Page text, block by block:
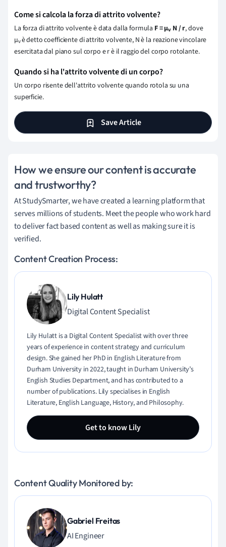
Come si calcola la forza di attrito volvente?
La forza di attrito volvente è data dalla formula F = μv N / r, dove
μvè detto coefficiente di attrito volvente, N è la reazione vincolare
esercitata dal piano sul corpo e r è il raggio del corpo rotolante.
Quando si ha l'attrito volvente di un corpo?
Un corpo risente dell'attrito volvente quando rotola su una
superficie.
Save Article
How we ensure our content is accurate
and trustworthy?
At StudySmarter, we have created a learning platform that
serves millions of students. Meet the people who work hard
to deliver fact based content as well as making sure it is
verified.
Content Creation Process:
Lily Hulatt
Digital Content Specialist
Lily Hulatt is a Digital Content Specialist with over three
years of experience in content strategy and curriculum
design. She gained her PhD in English Literature from
Durham University in 2022, taught in Durham University’s
English Studies Department, and has contributed to a
number of publications. Lily specialises in English
Literature, English Language, History, and Philosophy.
Get to know Lily
Content Quality Monitored by:
Gabriel Freitas
AI Engineer